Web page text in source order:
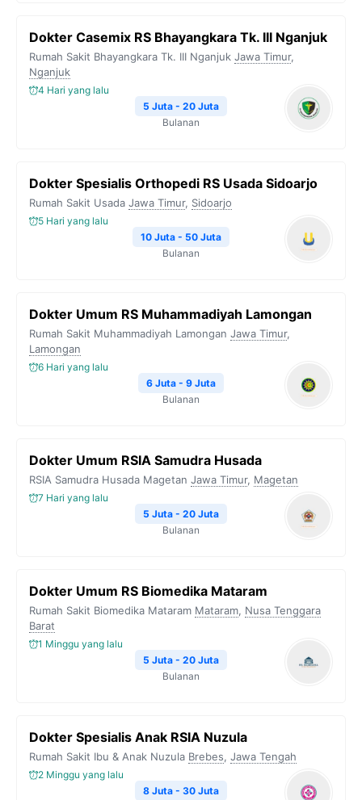
Dokter Casemix RS Bhayangkara Tk. III Nganjuk
Rumah Sakit Bhayangkara Tk. III Nganjuk Jawa Timur,
Nganjuk
4 Hari yang lalu
5 Juta - 20 Juta
Bulanan
Dokter Spesialis Orthopedi RS Usada Sidoarjo
Rumah Sakit Usada Jawa Timur, Sidoarjo
5 Hari yang lalu
10 Juta - 50 Juta
Bulanan
Dokter Umum RS Muhammadiyah Lamongan
Rumah Sakit Muhammadiyah Lamongan Jawa Timur,
Lamongan
6 Hari yang lalu
6 Juta - 9 Juta
Bulanan
Dokter Umum RSIA Samudra Husada
RSIA Samudra Husada Magetan Jawa Timur, Magetan
7 Hari yang lalu
5 Juta - 20 Juta
Bulanan
Dokter Umum RS Biomedika Mataram
Rumah Sakit Biomedika Mataram Mataram, Nusa Tenggara
Barat
1 Minggu yang lalu
5 Juta - 20 Juta
Bulanan
Dokter Spesialis Anak RSIA Nuzula
Rumah Sakit Ibu & Anak Nuzula Brebes, Jawa Tengah
2 Minggu yang lalu
8 Juta - 30 Juta